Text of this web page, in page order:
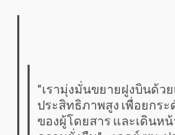
“เรามุ่งมั่นขยายฝูงบินด้ว
ประสิทธิภาพสูง เพื่อยกร
ของผู้โดยสาร และเดินห